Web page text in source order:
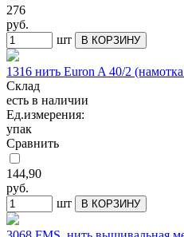
276
руб.
шт
В КОРЗИНУ
1316 нить Euron A 40/2
Склад
есть в наличии
Ед.измерения:
упак
Сравнить
144,90
руб.
шт
В КОРЗИНУ